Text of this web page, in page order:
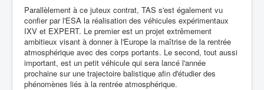
Parallèlement à ce juteux contrat, TAS s'est également vu
confier par l'ESA la réalisation des véhicules expérimentaux
IXV et EXPERT. Le premier est un projet extrêmement
ambitieux visant à donner à l'Europe la maîtrise de la rentrée
atmosphérique avec des corps portants. Le second, tout aussi
important, est un petit véhicule qui sera lancé l'année
prochaine sur une trajectoire balistique afin d'étudier des
phénomènes liés à la rentrée atmosphérique.